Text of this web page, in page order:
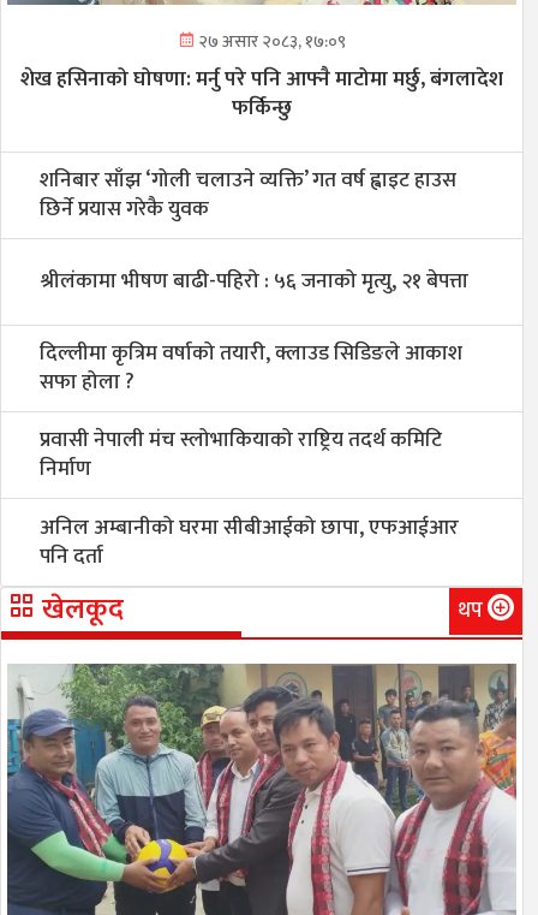
२७ असार २०८३, १७:०९
शेख हसिनाको घोषणा: मर्नु परे पनि आफ्नै माटोमा मर्छु, बंगलादेश
फर्किन्छु
शनिबार साँझ ‘गोली चलाउने व्यक्ति’ गत वर्ष ह्वाइट हाउस
छिर्ने प्रयास गरेकै युवक
श्रीलंकामा भीषण बाढी-पहिरो : ५६ जनाको मृत्यु, २१ बेपत्ता
दिल्लीमा कृत्रिम वर्षाको तयारी, क्लाउड सिडिङले आकाश
सफा होला ?
प्रवासी नेपाली मंच स्लोभाकियाको राष्ट्रिय तदर्थ कमिटि
निर्माण
अनिल अम्बानीको घरमा सीबीआईको छापा, एफआईआर
पनि दर्ता
खेलकूद थप